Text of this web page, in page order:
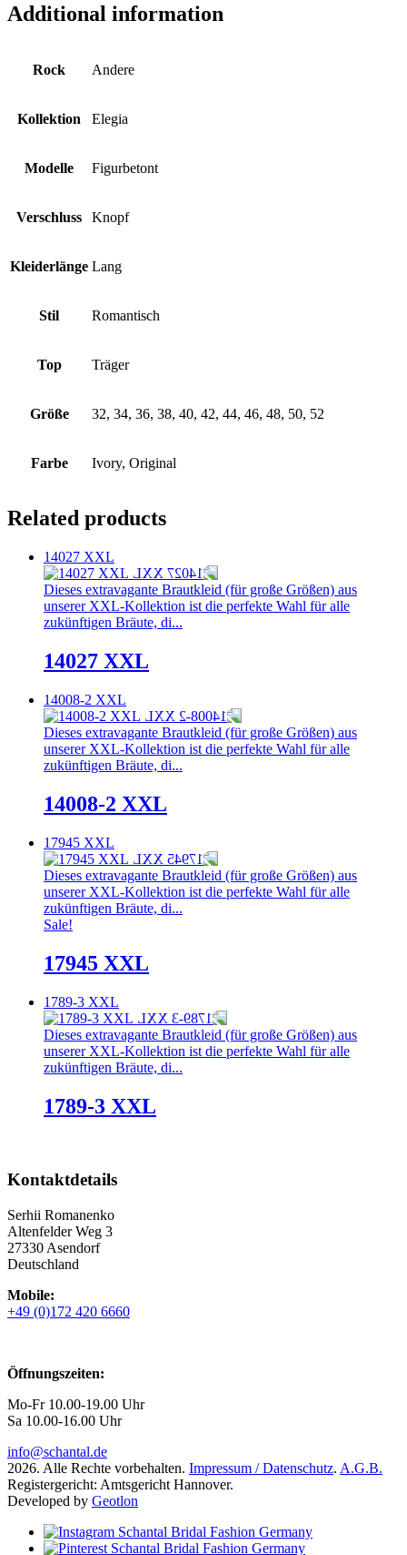
Additional information
Rock Andere
Kollektion Elegia
Modelle Figurbetont
Verschluss Knopf
Kleiderlänge Lang
Stil Romantisch
Top Träger
Größe 32, 34, 36, 38, 40, 42, 44, 46, 48, 50, 52
Farbe Ivory, Original
Related products
14027 XXL
Dieses extravagante Brautkleid (für große Größen) aus
unserer XXL-Kollektion ist die perfekte Wahl für alle
zukünftigen Bräute, di...
14027 XXL
14008-2 XXL
Dieses extravagante Brautkleid (für große Größen) aus
unserer XXL-Kollektion ist die perfekte Wahl für alle
zukünftigen Bräute, di...
14008-2 XXL
17945 XXL
Dieses extravagante Brautkleid (für große Größen) aus
unserer XXL-Kollektion ist die perfekte Wahl für alle
zukünftigen Bräute, di...
Sale!
17945 XXL
1789-3 XXL
Dieses extravagante Brautkleid (für große Größen) aus
unserer XXL-Kollektion ist die perfekte Wahl für alle
zukünftigen Bräute, di...
1789-3 XXL
Kontaktdetails
Serhii Romanenko
Altenfelder Weg 3
27330 Asendorf
Deutschland
Mobile:
+49 (0)172 420 6660
Öffnungszeiten:
Mo-Fr 10.00-19.00 Uhr
Sa 10.00-16.00 Uhr
info@schantal.de
2026. Alle Rechte vorbehalten. Impressum / Datenschutz. A.G.B.
Registergericht: Amtsgericht Hannover.
Developed by Geotlon